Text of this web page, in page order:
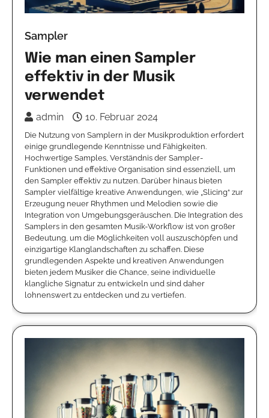
Sampler
Wie man einen Sampler
effektiv in der Musik
verwendet
admin 10. Februar 2024
Die Nutzung von Samplern in der Musikproduktion erfordert
einige grundlegende Kenntnisse und Fähigkeiten.
Hochwertige Samples, Verständnis der Sampler-
Funktionen und effektive Organisation sind essenziell, um
den Sampler effektiv zu nutzen. Darüber hinaus bieten
Sampler vielfältige kreative Anwendungen, wie „Slicing“ zur
Erzeugung neuer Rhythmen und Melodien sowie die
Integration von Umgebungsgeräuschen. Die Integration des
Samplers in den gesamten Musik-Workflow ist von großer
Bedeutung, um die Möglichkeiten voll auszuschöpfen und
einzigartige Klanglandschaften zu schaffen. Diese
grundlegenden Aspekte und kreativen Anwendungen
bieten jedem Musiker die Chance, seine individuelle
klangliche Signatur zu entwickeln und sind daher
lohnenswert zu entdecken und zu vertiefen.